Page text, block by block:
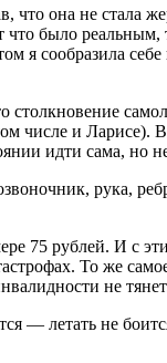
что она не стала
было
я сообразила
и Ларисе).
идти сама, но
рука,
75 рублей. И с
То же
не
— летать не